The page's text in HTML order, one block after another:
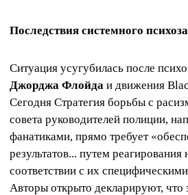
Последствия системного психоза
Ситуация усугубилась после
Джорджа Флойда и движения
Сегодня Стратегия борьбы с
совета руководителей полиции,
фанатиками, прямо требует
результатов... путем
соответствии с их
Авторы открыто декларируют, что